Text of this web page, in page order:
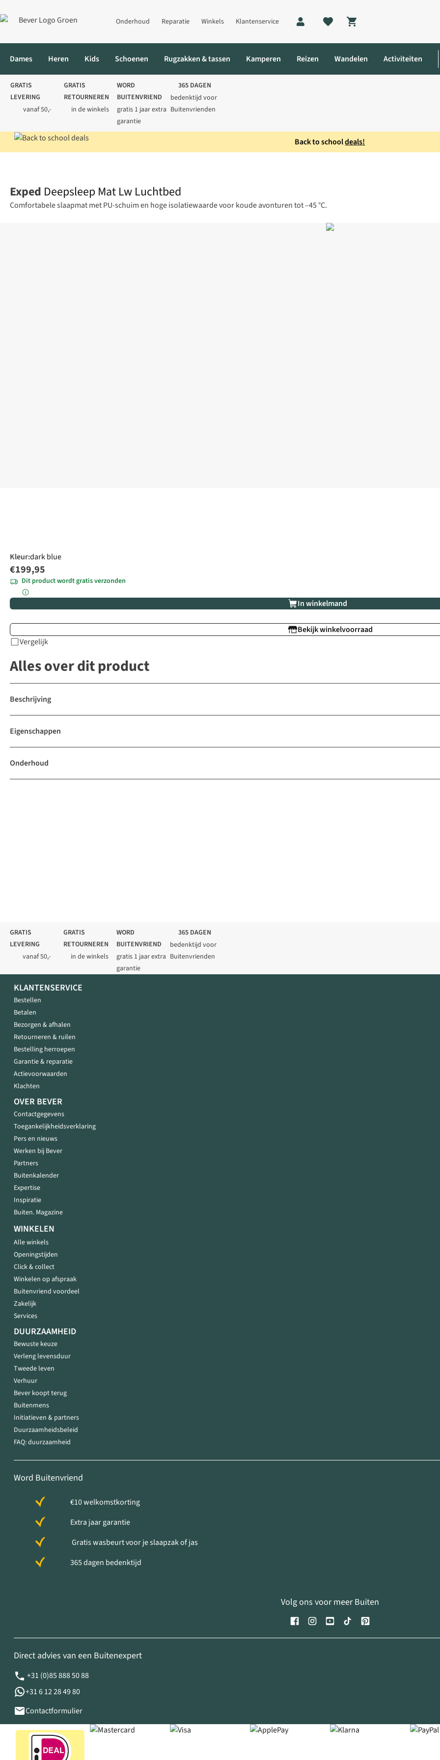
Onderhoud Reparatie Winkels Klantenservice
Shopping cart
Dames Heren Kids Schoenen Rugzakken & tassen Kamperen Reizen Wandelen Activiteiten
GRATIS
LEVERING
vanaf 50,-
GRATIS
RETOURNEREN
in de winkels
WORD
BUITENVRIEND
gratis 1 jaar extra
garantie
365 DAGEN
bedenktijd voor
Buitenvrienden
Back to schooldeals!
Exped Deepsleep Mat Lw Luchtbed
Comfortabele slaapmat met PU-schuim en hoge isolatiewaarde voor koude avonturen tot –45 °C.
Kleur:dark blue
€199,95
Dit product wordt gratis verzonden
In winkelmand
Bekijk winkelvoorraad
Vergelijk
Alles over dit product
Beschrijving
Eigenschappen
Onderhoud
GRATIS
LEVERING
vanaf 50,-
GRATIS
RETOURNEREN
in de winkels
WORD
BUITENVRIEND
gratis 1 jaar extra
garantie
365 DAGEN
bedenktijd voor
Buitenvrienden
KLANTENSERVICE
Bestellen
Betalen
Bezorgen & afhalen
Retourneren & ruilen
Bestelling herroepen
Garantie & reparatie
Actievoorwaarden
Klachten
OVER BEVER
Contactgegevens
Toegankelijkheidsverklaring
Pers en nieuws
Werken bij Bever
Partners
Buitenkalender
Expertise
Inspiratie
Buiten. Magazine
WINKELEN
Alle winkels
Openingstijden
Click & collect
Winkelen op afspraak
Buitenvriend voordeel
Zakelijk
Services
DUURZAAMHEID
Bewuste keuze
Verleng levensduur
Tweede leven
Verhuur
Bever koopt terug
Buitenmens
Initiatieven & partners
Duurzaamheidsbeleid
FAQ: duurzaamheid
Word Buitenvriend
€10 welkomstkorting
Extra jaar garantie
Gratis wasbeurt voor je slaapzak of jas
365 dagen bedenktijd
Volg ons voor meer Buiten
Direct advies van een Buitenexpert
+31 (0)85 888 50 88
+31 6 12 28 49 80
Contactformulier